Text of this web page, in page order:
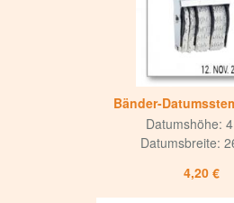
Bänder-
4,20 €
Datumshöhe:
Datumsbreite: